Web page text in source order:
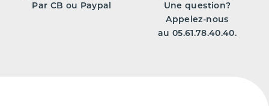
Par CB ou Paypal
Une question?
Appelez-nous
au 05.61.78.40.40.